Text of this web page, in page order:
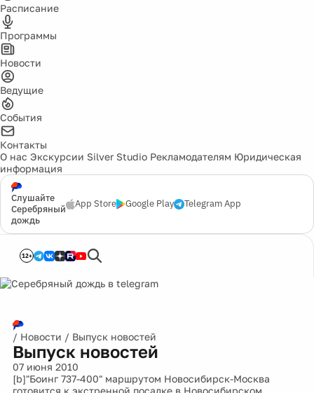
Расписание
Программы
Новости
Ведущие
События
Контакты
О нас Экскурсии Silver Studio Рекламодателям Юридическая
информация
Слушайте
Серебряный
дождь
App Store Google Play Telegram App
12+
/ Новости / Выпуск новостей
Выпуск новостей
07 июня 2010
[b]"Боинг 737-400" маршрутом Новосибирск-Москва